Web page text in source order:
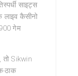
साइट्स
लाइव कैसीनो
गेम
Sikwin
ठाक